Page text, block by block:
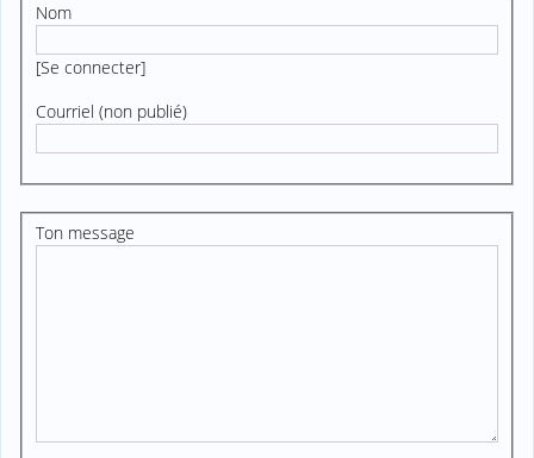
Nom
[Se connecter]
Courriel (non publié)
Ton message